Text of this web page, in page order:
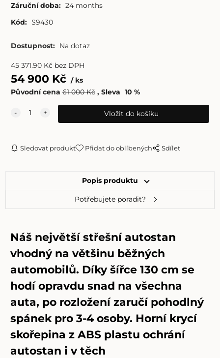
Záruční doba: 24 months
Kód: S9430
Dostupnost: Na dotaz
45 371.90Kč bez DPH
54 900 Kč
ks
Původní cena 61 000Kč Sleva 10 %
Sledovat produkt Přidat do oblíbených Sdílet
Popis produktu
Potřebujete poradit?
Náš největší střešní autostan
vhodný na většinu běžných
automobilů. Díky šířce 130 cm se
hodí opravdu snad na všechna
auta, po rozložení zaručí pohodlný
spánek pro 3-4 osoby. Horní krycí
skořepina z ABS plastu ochrání
autostan i v těch